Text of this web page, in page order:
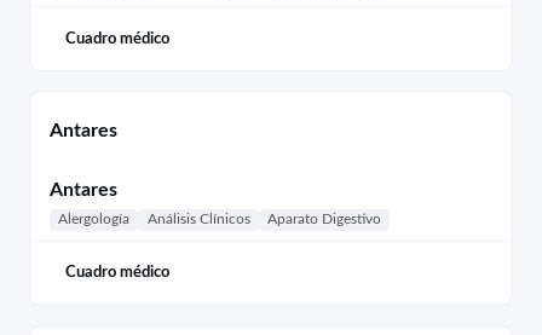
Cuadro médico
Antares
Antares
Alergología Análisis Clínicos Aparato Digestivo
Cuadro médico